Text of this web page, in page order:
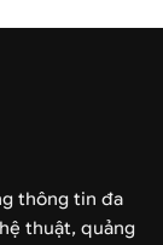
thông tin đa
thuật, quảng